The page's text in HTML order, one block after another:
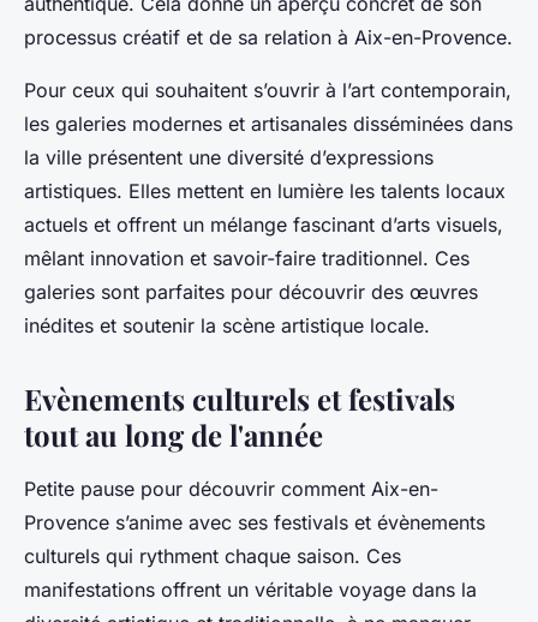
processus créatif et de sa relation à Aix-en-Provence.
Pour ceux qui souhaitent s’ouvrir à l’art contemporain,
les galeries modernes et artisanales disséminées dans
la ville présentent une diversité d’expressions
artistiques. Elles mettent en lumière les talents locaux
actuels et offrent un mélange fascinant d’arts visuels,
mêlant innovation et savoir-faire traditionnel. Ces
galeries sont parfaites pour découvrir des œuvres
inédites et soutenir la scène artistique locale.
Evènements culturels et festivals
tout au long de l'année
Petite pause pour découvrir comment Aix-en-
Provence s’anime avec ses festivals et évènements
culturels qui rythment chaque saison. Ces
manifestations offrent un véritable voyage dans la